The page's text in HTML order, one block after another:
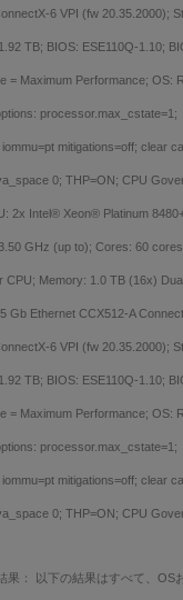
6 VPI (fw 20.35.2000);
TB; BIOS: ESE110Q-1.10;
= Maximum Performance; OS:
processor.max_cstate=1;
mitigations=off; clear
0; THP=ON; CPU
2x Intel® Xeon® Platinum
GHz (up to); Cores: 60
CPU; Memory: 1.0 TB (16x)
Gb Ethernet CCX512-A
6 VPI (fw 20.35.2000);
TB; BIOS: ESE110Q-1.10;
= Maximum Performance; OS:
processor.max_cstate=1;
mitigations=off; clear
0; THP=ON; CPU
果： 以下の結果はすべて、OS